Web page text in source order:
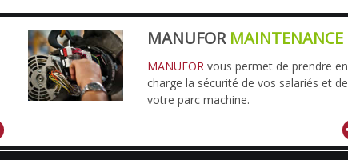
MANUFOR MAINTENANCE
MANUFOR vous permet de prendre en
charge la sécurité de vos salariés et de
votre parc machine.